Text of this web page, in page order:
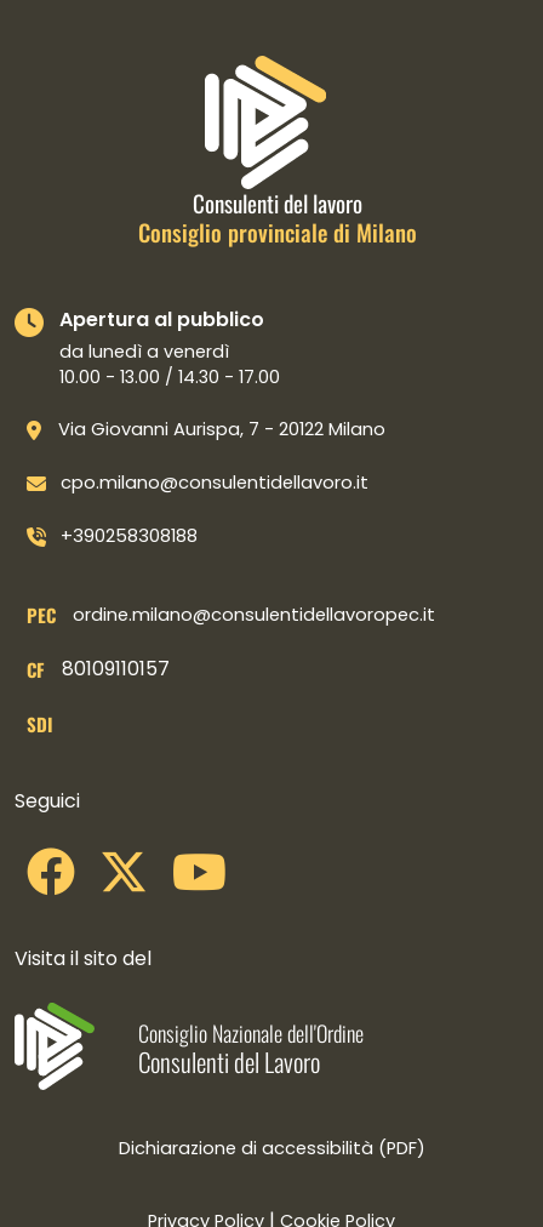
Informazioni di contatto e link
Consulenti del lavoro
Consiglio provinciale di Milano
Apertura al pubblico
da lunedì a venerdì
10.00 - 13.00 / 14.30 - 17.00
Via Giovanni Aurispa, 7 - 20122 Milano
cpo.milano@consulentidellavoro.it
+390258308188
PEC ordine.milano@consulentidellavoropec.it
CF 80109110157
SDI
Seguici
Visita il sito del
Consiglio Nazionale dell'Ordine
Consulenti del Lavoro
Dichiarazione di accessibilità (PDF)
Privacy Policy | Cookie Policy